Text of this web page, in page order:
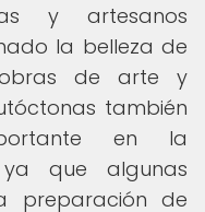
y artesanos
la belleza de
de arte y
también
en la
ya que algunas
preparación de